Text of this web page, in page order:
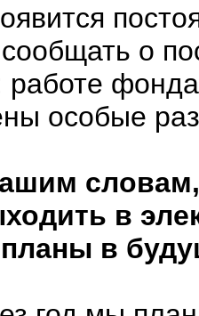
о
особые
в
планы в